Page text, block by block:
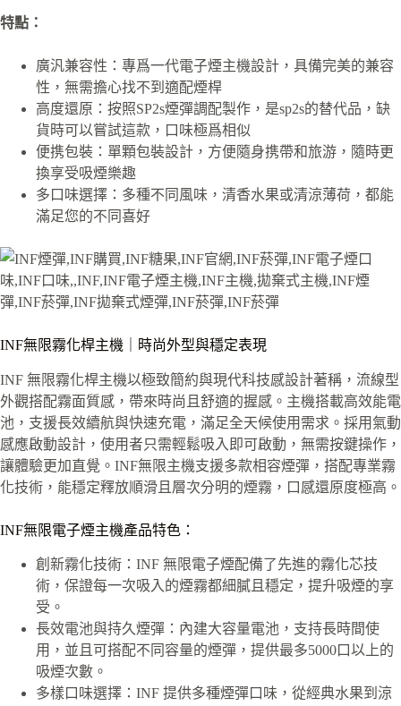
特點：
廣汎兼容性：專爲一代電子煙主機設計，具備完美的兼容
性，無需擔心找不到適配煙桿
高度還原：按照SP2s煙彈調配製作，是sp2s的替代品，缺
貨時可以嘗試這款，口味極爲相似
便携包裝：單顆包裝設計，方便隨身携帶和旅游，隨時更
換享受吸煙樂趣
多口味選擇：多種不同風味，清香水果或清涼薄荷，都能
滿足您的不同喜好
INF無限霧化桿主機｜時尚外型與穩定表現
INF 無限霧化桿主機以極致簡約與現代科技感設計著稱，流線型
外觀搭配霧面質感，帶來時尚且舒適的握感。主機搭載高效能電
池，支援長效續航與快速充電，滿足全天候使用需求。採用氣動
感應啟動設計，使用者只需輕鬆吸入即可啟動，無需按鍵操作，
讓體驗更加直覺。INF無限主機支援多款相容煙彈，搭配專業霧
化技術，能穩定釋放順滑且層次分明的煙霧，口感還原度極高。
INF無限電子煙主機產品特色：
創新霧化技術：INF 無限電子煙配備了先進的霧化芯技
術，保證每一次吸入的煙霧都細膩且穩定，提升吸煙的享
受。
長效電池與持久煙彈：內建大容量電池，支持長時間使
用，並且可搭配不同容量的煙彈，提供最多5000口以上的
吸煙次數。
多樣口味選擇：INF 提供多種煙彈口味，從經典水果到涼